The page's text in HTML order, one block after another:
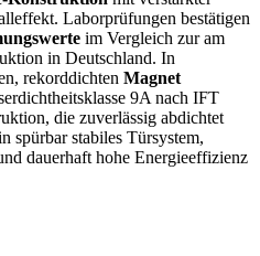
Laborprüfungen bestätigen
im Vergleich zur am
in Deutschland. In
rekorddichten Magnet
9A nach IFT
die zuverlässig abdichtet
spürbar stabiles Türsystem,
dauerhaft hohe Energieeffizienz